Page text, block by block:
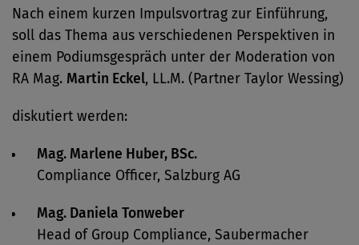
Nach einem kurzen Impulsvortrag zur Einführung,
soll das Thema aus verschiedenen Perspektiven in
einem Podiumsgespräch unter der Moderation von
RA Mag. Martin Eckel, LL.M. (Partner Taylor Wessing)
diskutiert werden:
Mag. Marlene Huber, BSc.
Compliance Officer, Salzburg AG
Mag. Daniela Tonweber
Head of Group Compliance, Saubermacher